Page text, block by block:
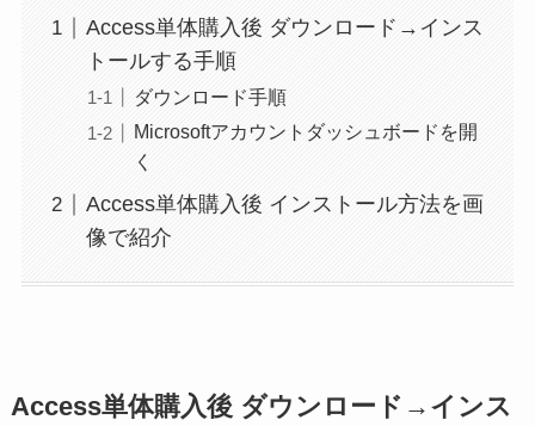
Access単体購入後 ダウンロード→インス
トールする手順
ダウンロード手順
Microsoftアカウントダッシュボードを開
く
Access単体購入後 インストール方法を画
像で紹介
Access単体購入後 ダウンロード→インス